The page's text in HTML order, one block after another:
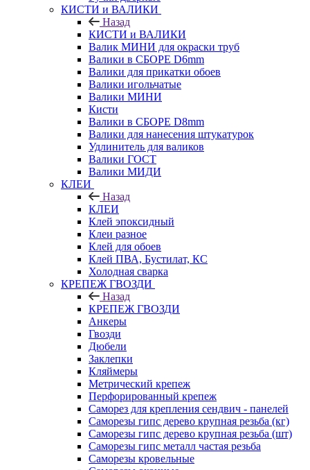
КИСТИ и ВАЛИКИ
Назад
КИСТИ и ВАЛИКИ
Валик МИНИ для окраски труб
Валики в СБОРЕ D6mm
Валики для прикатки обоев
Валики игольчатые
Валики МИНИ
Кисти
Валики в СБОРЕ D8mm
Валики для нанесения штукатурок
Удлинитель для валиков
Валики ГОСТ
Валики МИДИ
КЛЕИ
Назад
КЛЕИ
Клей эпоксидный
Клеи разное
Клей для обоев
Клей ПВА, Бустилат, КС
Холодная сварка
КРЕПЕЖ ГВОЗДИ
Назад
КРЕПЕЖ ГВОЗДИ
Анкеры
Гвозди
Дюбели
Заклепки
Кляймеры
Метрический крепеж
Перфорированный крепеж
Саморез для крепления сендвич - панелей
Саморезы гипс дерево крупная резьба (кг)
Саморезы гипс дерево крупная резьба (шт)
Саморезы гипс металл частая резьба
Саморезы кровельные